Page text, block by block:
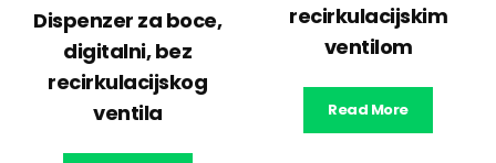
Dispenzer za boce,
digitalni, bez
recirkulacijskog
ventila
recirkulacijskim
ventilom
Read More